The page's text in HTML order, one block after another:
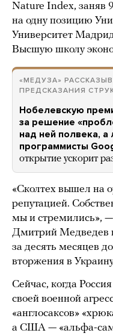
Nature Index, заняв
на одну позицию
Университет
Высшую школу
«МЕДУЗА»
ПРЕДСКАЗАНИЯ
Нобелевскую
за решение
над ней полвека, а
программисты
открытие ускорит
«Сколтех вышел на
репутацией.
мы и стремились»,
Дмитрий Медведев
за десять месяцев
вторжения в
Сейчас, когда
своей военной
«англосаксов»
а США — «альфа-